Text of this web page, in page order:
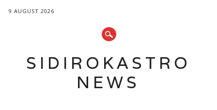
9 AUGUST 2026
SIDIROKASTRO
NEWS